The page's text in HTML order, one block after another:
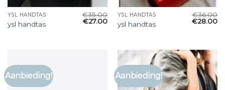
YSL HANDTAS
ysl handtas
€35.00
€27.00
YSL HANDTAS
ysl handtas
€36.00
€28.00
Aanbieding! Aanbieding!